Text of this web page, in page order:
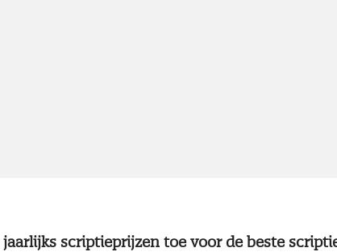
scriptieprijzen toe voor de beste